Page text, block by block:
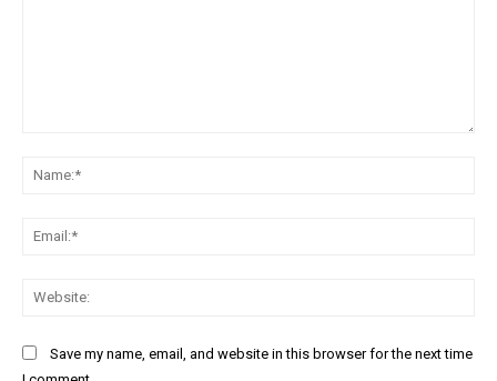
Save my name, email, and website in this browser for the next time